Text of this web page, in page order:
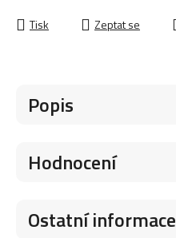
Tisk
Zeptat se
Popis
Hodnocení
Ostatní informace